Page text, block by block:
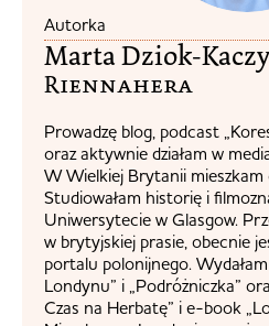
Autorka
Marta Dziok-
Riennahera​
Prowadzę blog, podcast
oraz aktywnie działam w
W Wielkiej Brytanii
Studiowałam historię i
Uniwersytecie w Glasgow.
w brytyjskiej prasie, obecnie
portalu polonijnego.
Londynu” i „Podróżniczka”
Czas na Herbatę” i e-book